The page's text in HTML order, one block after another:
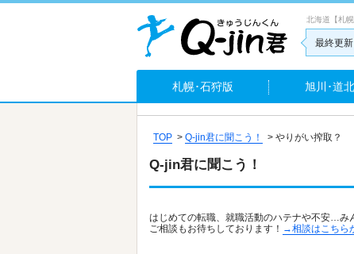
北海道【札
最終更
札幌･石狩版 旭川･道
TOP > Q-jin君に聞こう！ > やりがい搾取？
Q-jin君に聞こう！
はじめての転職、就職活動のハテナや不安…み
ご相談もお待ちしております！ →相談はこちら